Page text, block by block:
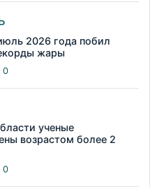
2026 года побил
жары
0
ученые
возрастом более 2
0